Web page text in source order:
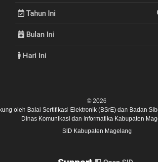
Tahun Ini
Bulan Ini
Hari Ini
© 2026
oleh Balai Sertifikasi Elektronik (BSrE) dan Badan
Dinas Komunikasi dan Informatika Kabupaten
SID Kabupaten Magelang